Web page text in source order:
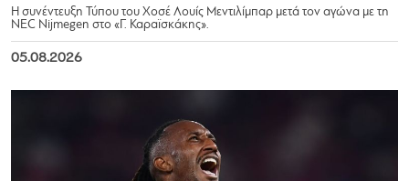
Η συνέντευξη Τύπου του Χοσέ Λουίς Μεντιλίμπαρ μετά τον αγώνα με τη
NEC Nijmegen στο «Γ. Καραϊσκάκης».
05.08.2026